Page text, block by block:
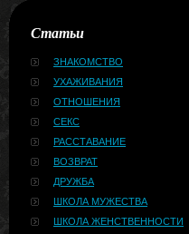
Статьи
ЗНАКОМСТВО
УХАЖИВАНИЯ
ОТНОШЕНИЯ
СЕКС
РАССТАВАНИЕ
ВОЗВРАТ
ДРУЖБА
ШКОЛА МУЖЕСТВА
ШКОЛА ЖЕНСТВЕННОСТИ